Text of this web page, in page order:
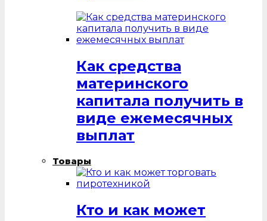
Как средства
материнского
капитала получить в
виде ежемесячных
выплат
Товары
Кто и как может